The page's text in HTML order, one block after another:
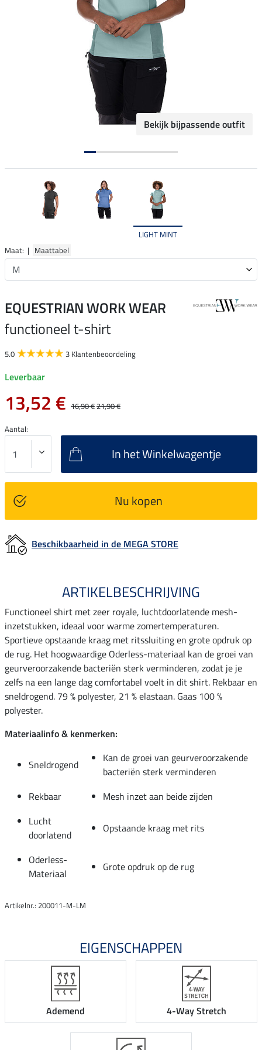
Bekijk bijpassende outfit
LIGHT MINT
Maat: | Maattabel
EQUESTRIAN WORK WEAR
functioneel t-shirt
5.0 3 Klantenbeoordeling
Leverbaar
13,52 € 16,90 €21,90 €
Aantal:
In het Winkelwagentje
Nu kopen
Beschikbaarheid in de MEGA STORE
ARTIKELBESCHRIJVING
Functioneel shirt met zeer royale, luchtdoorlatende mesh-
inzetstukken, ideaal voor warme zomertemperaturen.
Sportieve opstaande kraag met ritssluiting en grote opdruk op
de rug. Het hoogwaardige Oderless-materiaal kan de groei van
geurveroorzakende bacteriën sterk verminderen, zodat je je
zelfs na een lange dag comfortabel voelt in dit shirt. Rekbaar en
sneldrogend. 79 % polyester, 21 % elastaan. Gaas 100 %
polyester.
Materiaalinfo & kenmerken:
Sneldrogend
Kan de groei van geurveroorzakende
bacteriën sterk verminderen
Rekbaar
Mesh inzet aan beide zijden
Lucht
doorlatend
Opstaande kraag met rits
Oderless-
Materiaal
Grote opdruk op de rug
Artikelnr.: 200011-M-LM
EIGENSCHAPPEN
Ademend 4-Way Stretch